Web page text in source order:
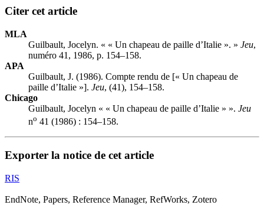
Citer cet article
MLA
Guilbault, Jocelyn. « « Un chapeau de paille d’Italie ». » Jeu,
numéro 41, 1986, p. 154–158.
APA
Guilbault, J. (1986). Compte rendu de [« Un chapeau de
paille d’Italie »]. Jeu, (41), 154–158.
Chicago
Guilbault, Jocelyn « « Un chapeau de paille d’Italie » ». Jeu
no 41 (1986) : 154–158.
Exporter la notice de cet article
RIS
EndNote, Papers, Reference Manager, RefWorks, Zotero